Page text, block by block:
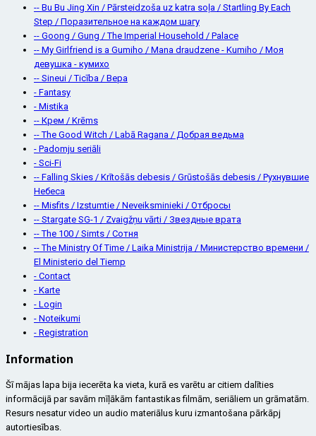
-- Bu Bu Jing Xin / Pārsteidzoša uz katra soļa / Startling By Each
Step / Поразительное на каждом шагу
-- Goong / Gung / The Imperial Household / Palace
-- My Girlfriend is a Gumiho / Mana draudzene - Kumiho / Моя
девушка - кумихо
-- Sineui / Ticība / Вера
- Fantasy
- Mistika
-- Крем / Krēms
-- The Good Witch / Labā Ragana / Добрая ведьма
- Padomju seriāli
- Sci-Fi
-- Falling Skies / Krītošās debesis / Grūstošās debesis / Рухнувшие
Небеса
-- Misfits / Izstumtie / Neveiksminieki / Отбросы
-- Stargate SG-1 / Zvaigžņu vārti / Звездные врата
-- The 100 / Simts / Сотня
-- The Ministry Of Time / Laika Ministrija / Министерство времени /
El Ministerio del Tiemp
- Contact
- Karte
- Login
- Noteikumi
- Registration
Information
Šī mājas lapa bija iecerēta ka vieta, kurā es varētu ar citiem dalīties
informācijā par savām mīļākām fantastikas filmām, seriāliem un grāmatām.
Resurs nesatur video un audio materiālus kuru izmantošana pārkāpj
autortiesības.